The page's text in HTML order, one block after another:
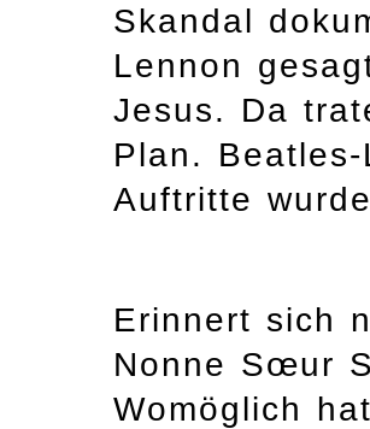
Skandal
Lennon
Jesus. Da
Plan.
Auftritte
Erinnert sich
Nonne Sœur
Womöglich